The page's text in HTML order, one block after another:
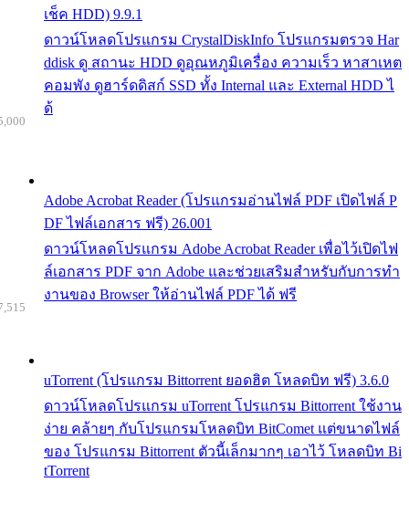
เช็ค HDD) 9.9.1
ดาวน์โหลดโปรแกรม CrystalDiskInfo โปรแกรมตรวจ Har
ddisk ดู สถานะ HDD ดูอุณหภูมิเครื่อง ความเร็ว หาสาเหต
คอมพัง ดูฮาร์ดดิสก์ SSD ทั้ง Internal และ External HDD ไ
ด้
Adobe Acrobat Reader (โปรแกรมอ่านไฟล์ PDF เปิดไฟล์ P
DF ไฟล์เอกสาร ฟรี) 26.001
ดาวน์โหลดโปรแกรม Adobe Acrobat Reader เพื่อไว้เปิดไฟ
ล์เอกสาร PDF จาก Adobe และช่วยเสริมสำหรับกับการทำ
งานของ Browser ให้อ่านไฟล์ PDF ได้ ฟรี
uTorrent (โปรแกรม Bittorrent ยอดฮิต โหลดบิท ฟรี) 3.6.0
ดาวน์โหลดโปรแกรม uTorrent โปรแกรม Bittorrent ใช้งาน
ง่าย คล้ายๆ กับโปรแกรมโหลดบิท BitComet แต่ขนาดไฟล์
ของ โปรแกรม Bittorrent ตัวนี้เล็กมากๆ เอาไว้ โหลดบิท Bi
tTorrent